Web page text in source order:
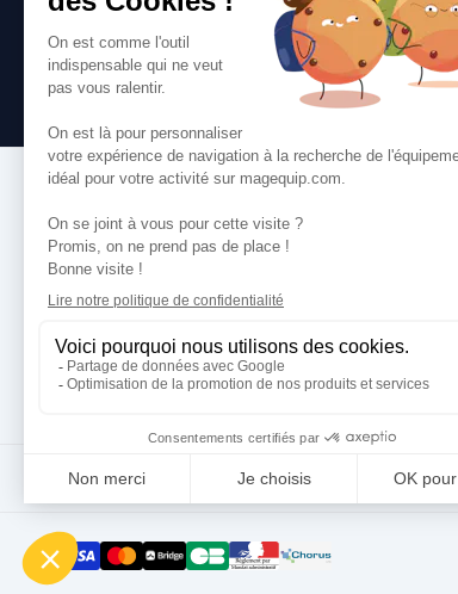
Nous sommes heureux de
Consultez nos questions
toute question que vous pourriez
Comment commander
Paiement
Livraison
Services
CGV·